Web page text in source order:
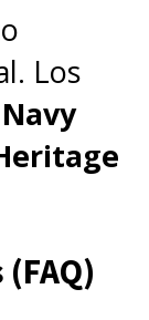
Los
Navy